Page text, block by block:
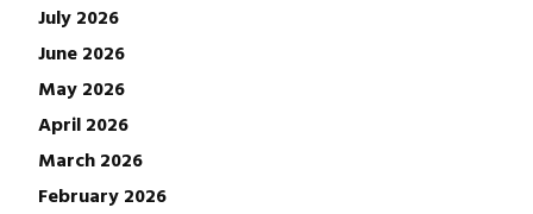
July 2026
June 2026
May 2026
April 2026
March 2026
February 2026